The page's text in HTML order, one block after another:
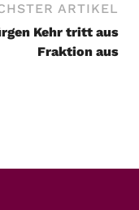
ARTIKEL
Kehr tritt aus
Fraktion aus